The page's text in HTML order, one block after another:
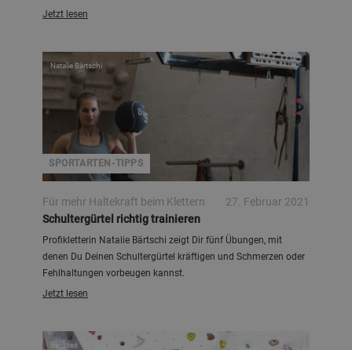
Jetzt lesen
SPORTARTEN-TIPPS
Natalie Bärtschi
Für mehr Haltekraft beim Klettern
27. Februar 2021
Schultergürtel richtig trainieren
Profikletterin Natalie Bärtschi zeigt Dir fünf Übungen, mit
denen Du Deinen Schultergürtel kräftigen und Schmerzen oder
Fehlhaltungen vorbeugen kannst.
Jetzt lesen
Bergzeit